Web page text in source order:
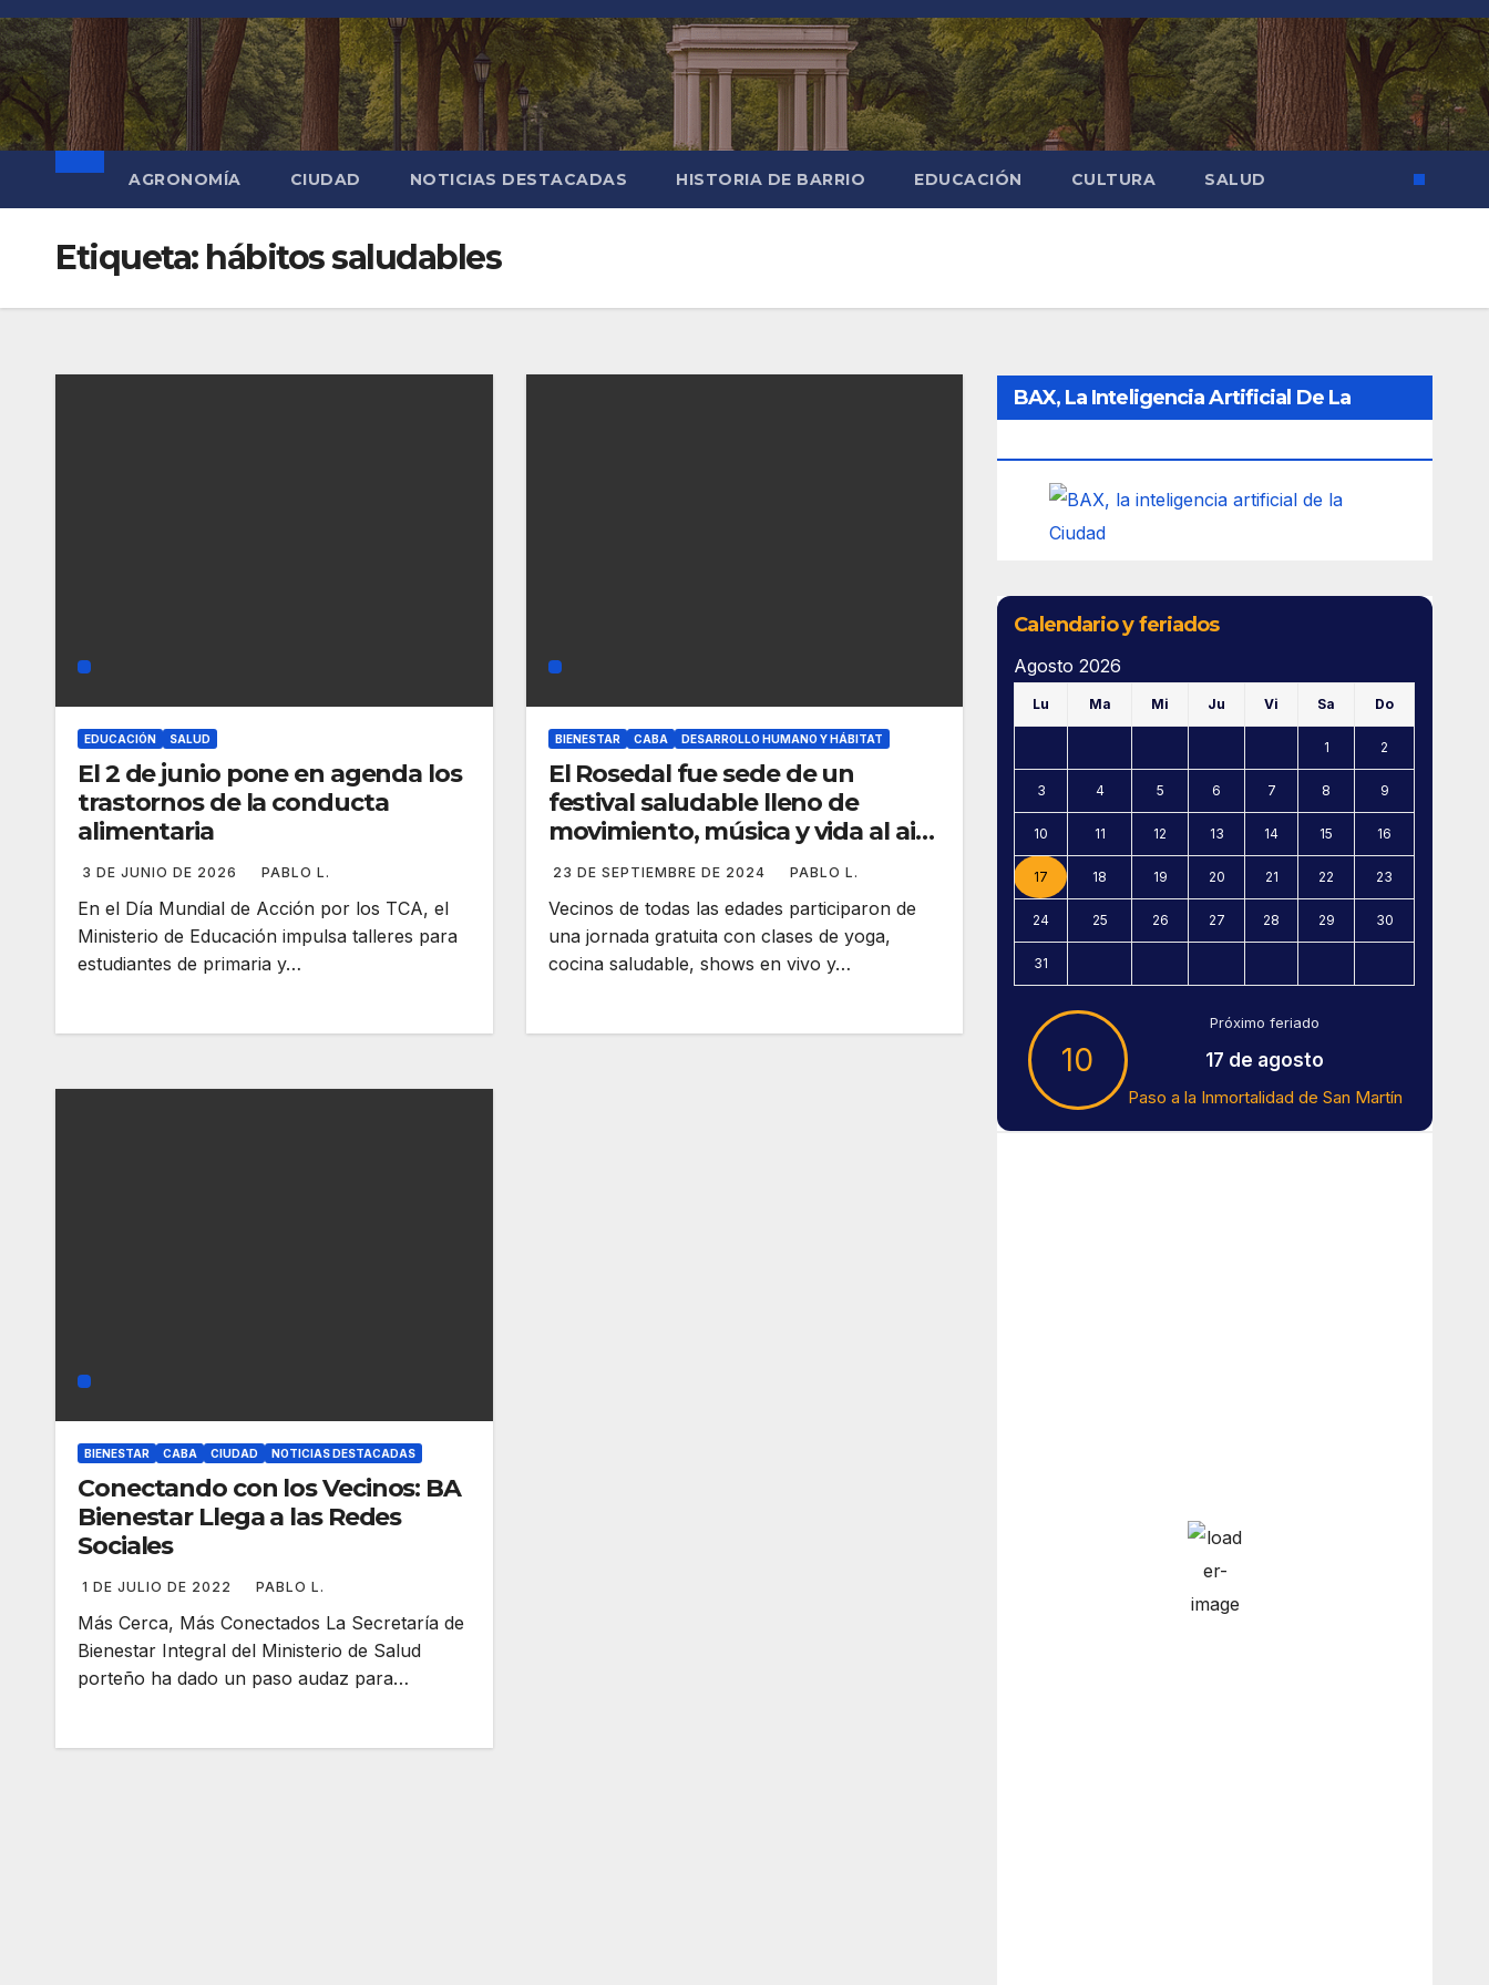
Saltar
al
contenido
AGRONOMÍA CIUDAD NOTICIAS DESTACADAS HISTORIA DE BARRIO EDUCACIÓN CULTURA SALUD
Etiqueta: hábitos saludables
EDUCACIÓN SALUD
El 2 de junio pone en agenda los
trastornos de la conducta
alimentaria
3 DE JUNIO DE 2026 PABLO L.
En el Día Mundial de Acción por los TCA, el
Ministerio de Educación impulsa talleres para
estudiantes de primaria y…
BIENESTAR CABA DESARROLLO HUMANO Y HÁBITAT
El Rosedal fue sede de un
festival saludable lleno de
movimiento, música y vida al aire
libre
23 DE SEPTIEMBRE DE 2024 PABLO L.
Vecinos de todas las edades participaron de
una jornada gratuita con clases de yoga,
cocina saludable, shows en vivo y…
BIENESTAR CABA CIUDAD NOTICIAS DESTACADAS
Conectando con los Vecinos: BA
Bienestar Llega a las Redes
Sociales
1 DE JULIO DE 2022 PABLO L.
Más Cerca, Más Conectados La Secretaría de
Bienestar Integral del Ministerio de Salud
porteño ha dado un paso audaz para…
BAX, La Inteligencia Artificial De La
Calendario y feriados
Agosto 2026
Lu Ma Mi Ju Vi Sa Do
1 2
3 4 5 6 7 8 9
10 11 12 13 14 15 16
17 18 19 20 21 22 23
24 25 26 27 28 29 30
31
10
Próximo feriado
17 de agosto
Paso a la Inmortalidad de San Martín